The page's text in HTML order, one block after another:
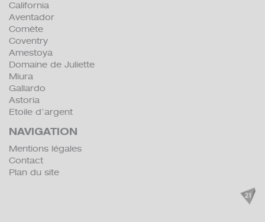
California
Aventador
Comète
Coventry
Amestoya
Domaine de Juliette
Miura
Gallardo
Astoria
Etoile d’argent
NAVIGATION
Mentions légales
Contact
Plan du site